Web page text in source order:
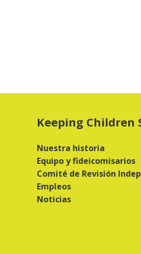
Keeping Children
Nuestra historia
Equipo y fideicomisarios
Comité de Revisión
Empleos
Noticias